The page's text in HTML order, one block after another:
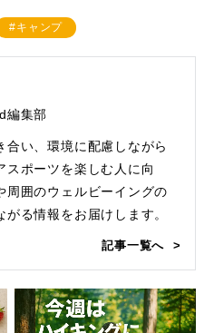
#キャンプ
編集部
合い、環境に配慮しながら
スポーツを楽しむ人に向
周囲のウェルビーイングの
がる情報をお届けします。
記事一覧へ